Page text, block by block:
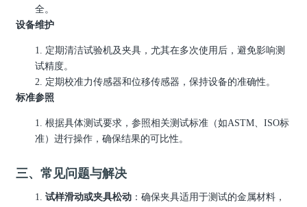
全。
设备维护
1. 定期清洁试验机及夹具，尤其在多次使用后，避免影响测
试精度。
2. 定期校准力传感器和位移传感器，保持设备的准确性。
标准参照
1.根据具体测试要求，参照相关测试标准（如ASTM、ISO标
准）进行操作，确保结果的可比性。
三、常见问题与解决
1.试样滑动或夹具松动 ：确保夹具适用于测试的金属材料，